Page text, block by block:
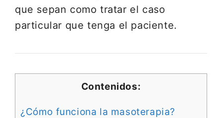
que sepan como tratar el caso
particular que tenga el paciente.
Contenidos:
¿Cómo funciona la masoterapia?